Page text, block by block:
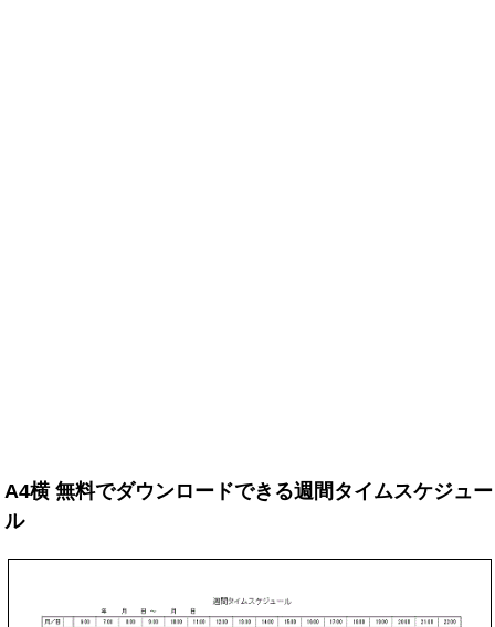
A4横 無料でダウンロードできる週間タイムスケジュー
ル